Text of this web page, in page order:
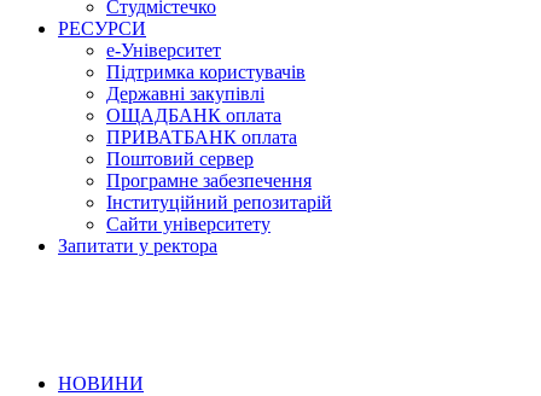
Студмістечко
РЕСУРСИ
е-Університет
Підтримка користувачів
Державні закупівлі
ОЩАДБАНК оплата
ПРИВАТБАНК оплата
Поштовий сервер
Програмне забезпечення
Інституційний репозитарій
Сайти університету
Запитати у ректора
НОВИНИ